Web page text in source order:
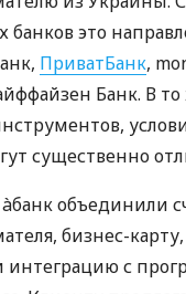
банков это
ПриватБанк,
Банк. В
существенно
объединили
бизнес-
интеграцию с